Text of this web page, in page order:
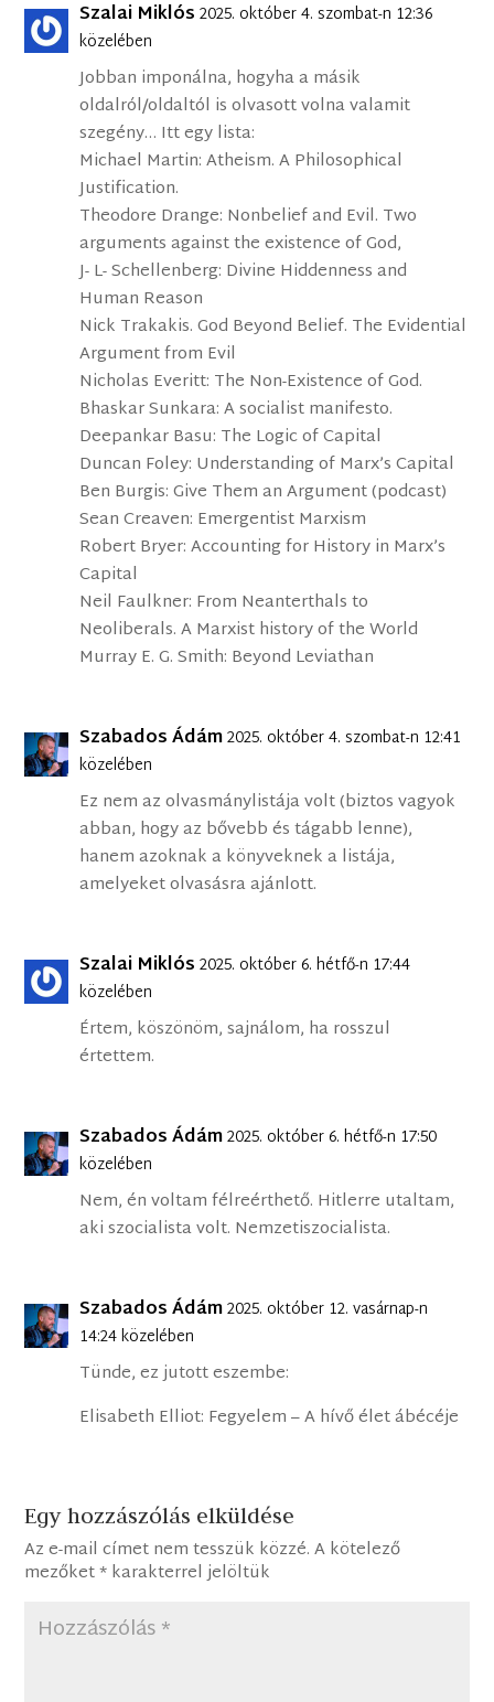
Szalai Miklós 2025. október 4. szombat-n 12:36
közelében
Jobban imponálna, hogyha a másik
oldalról/oldaltól is olvasott volna valamit
szegény… Itt egy lista:
Michael Martin: Atheism. A Philosophical
Justification.
Theodore Drange: Nonbelief and Evil. Two
arguments against the existence of God,
J- L- Schellenberg: Divine Hiddenness and
Human Reason
Nick Trakakis. God Beyond Belief. The Evidential
Argument from Evil
Nicholas Everitt: The Non-Existence of God.
Bhaskar Sunkara: A socialist manifesto.
Deepankar Basu: The Logic of Capital
Duncan Foley: Understanding of Marx’s Capital
Ben Burgis: Give Them an Argument (podcast)
Sean Creaven: Emergentist Marxism
Robert Bryer: Accounting for History in Marx’s
Capital
Neil Faulkner: From Neanterthals to
Neoliberals. A Marxist history of the World
Murray E. G. Smith: Beyond Leviathan
Szabados Ádám2025. október 4. szombat-n 12:41
közelében
Ez nem az olvasmánylistája volt (biztos vagyok
abban, hogy az bővebb és tágabb lenne),
hanem azoknak a könyveknek a listája,
amelyeket olvasásra ajánlott.
Szalai Miklós 2025. október 6. hétfő-n 17:44
közelében
Értem, köszönöm, sajnálom, ha rosszul
értettem.
Szabados Ádám2025. október 6. hétfő-n 17:50
közelében
Nem, én voltam félreérthető. Hitlerre utaltam,
aki szocialista volt. Nemzetiszocialista.
Szabados Ádám2025. október 12. vasárnap-n
14:24 közelében
Tünde, ez jutott eszembe:
Elisabeth Elliot: Fegyelem – A hívő élet ábécéje
Egy hozzászólás elküldése
Az e-mail címet nem tesszük közzé. A kötelező
mezőket*karakterrel jelöltük